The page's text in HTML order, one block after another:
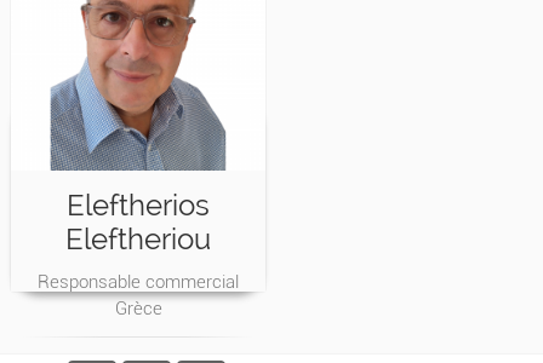
Eleftherios
Eleftheriou
Responsable commercial
Grèce